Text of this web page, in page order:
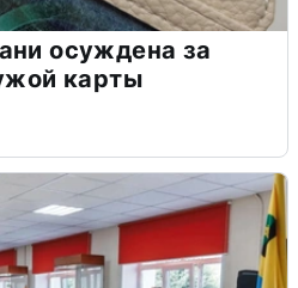
осуждена за
карты